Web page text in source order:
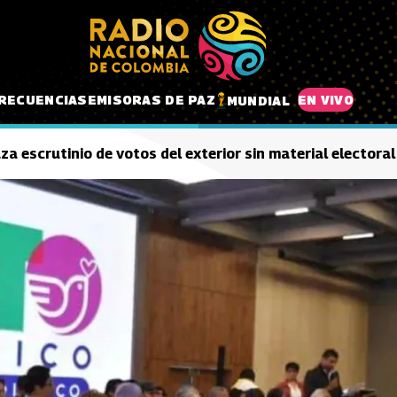
EMISORAS DE PAZ MUNDIAL EN VIVO
escrutinio de votos del exterior sin material